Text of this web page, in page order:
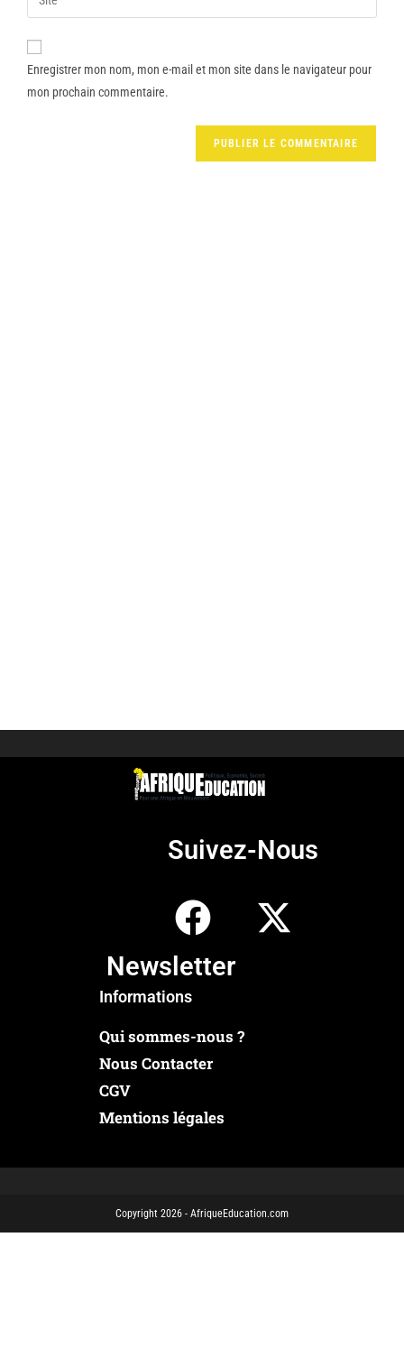
Enregistrer mon nom, mon e-mail et mon site dans le navigateur pour
mon prochain commentaire.
Suivez-Nous
Newsletter
Informations
Qui sommes-nous ?
Nous Contacter
CGV
Mentions légales
Copyright 2026 - AfriqueEducation.com